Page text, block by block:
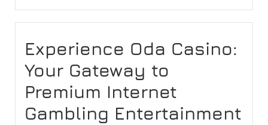
Experience Oda Casino:
Your Gateway to
Premium Internet
Gambling Entertainment